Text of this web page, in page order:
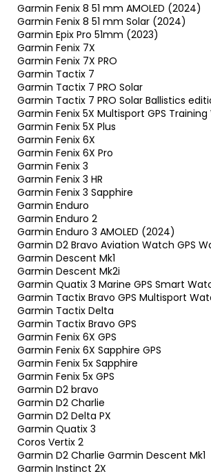
Garmin Fenix 8 51 mm AMOLED (2024)
Garmin Fenix 8 51 mm Solar (2024)
Garmin Epix Pro 51mm (2023)
Garmin Fenix 7X
Garmin Fenix 7X PRO
Garmin Tactix 7
Garmin Tactix 7 PRO Solar
Garmin Tactix 7 PRO Solar Ballistics
Garmin Fenix 5X Multisport GPS
Garmin Fenix 5X Plus
Garmin Fenix 6X
Garmin Fenix 6X Pro
Garmin Fenix 3
Garmin Fenix 3 HR
Garmin Fenix 3 Sapphire
Garmin Enduro
Garmin Enduro 2
Garmin Enduro 3 AMOLED (2024)
Garmin D2 Bravo Aviation Watch GPS
Garmin Descent Mk1
Garmin Descent Mk2i
Garmin Quatix 3 Marine GPS Smart
Garmin Tactix Bravo GPS Multisport
Garmin Tactix Delta
Garmin Tactix Bravo GPS
Garmin Fenix 6X GPS
Garmin Fenix 6X Sapphire GPS
Garmin Fenix 5x Sapphire
Garmin Fenix 5x GPS
Garmin D2 bravo
Garmin D2 Charlie
Garmin D2 Delta PX
Garmin Quatix 3
Coros Vertix 2
Garmin D2 Charlie Garmin Descent Mk1
Garmin Instinct 2X